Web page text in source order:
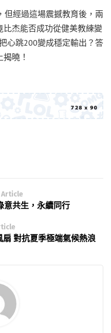
但經過這場震撼教育後，兩
杰能否成功從健美教練變
心跳200變成穩定輸出？答
曉！
共生，永續同行
對抗夏季極端氣候熱浪